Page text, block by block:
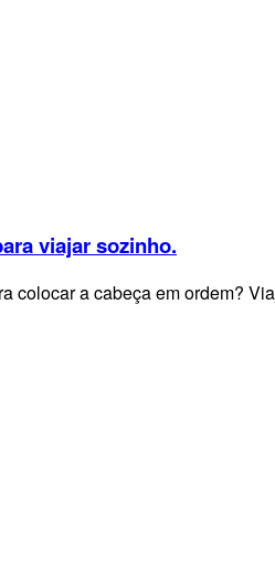
viajar sozinho.
colocar a cabeça em ordem?